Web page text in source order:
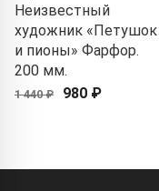
Неизвестный
художник «Петушок
и пионы» Фарфор.
200 мм.
1 440 ₽ 980 ₽